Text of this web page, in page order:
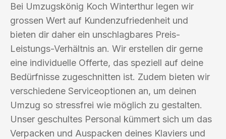
Bei Umzugskönig Koch Winterthur legen wir
grossen Wert auf Kundenzufriedenheit und
bieten dir daher ein unschlagbares Preis-
Leistungs-Verhältnis an. Wir erstellen dir gerne
eine individuelle Offerte, das speziell auf deine
Bedürfnisse zugeschnitten ist. Zudem bieten wir
verschiedene Serviceoptionen an, um deinen
Umzug so stressfrei wie möglich zu gestalten.
Unser geschultes Personal kümmert sich um das
Verpacken und Auspacken deines Klaviers und